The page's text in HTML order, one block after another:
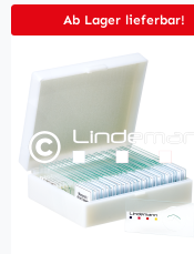
Ab Lager lieferbar!